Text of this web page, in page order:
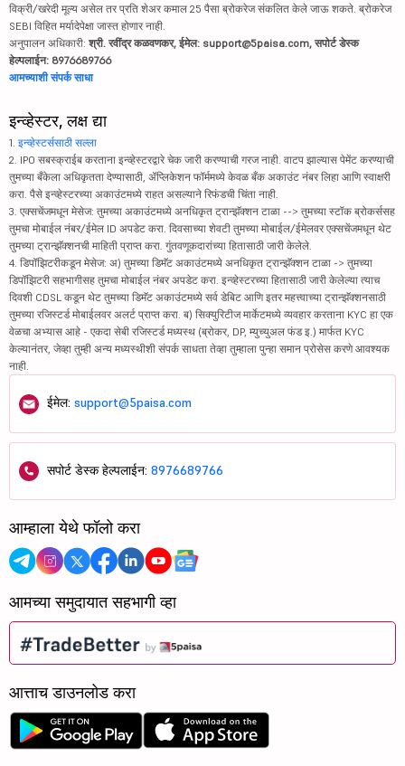
विक्री/खरेदी मूल्य असेल तर प्रति शेअर कमाल 25 पैसा ब्रोकरेज संकलित केले जाऊ शकते. ब्रोकरेज
SEBI विहित मर्यादेपेक्षा जास्त होणार नाही.
अनुपालन अधिकारी: श्री. रवींद्र कळवणकर, ईमेल: support@5paisa.com, सपोर्ट डेस्क
हेल्पलाईन: 8976689766
आमच्याशी संपर्क साधा
इन्व्हेस्टर, लक्ष द्या
1. इन्व्हेस्टर्ससाठी सल्ला
2. IPO सबस्क्राईब करताना इन्व्हेस्टरद्वारे चेक जारी करण्याची गरज नाही. वाटप झाल्यास पेमेंट करण्याची
तुमच्या बँकेला अधिकृतता देण्यासाठी, ॲप्लिकेशन फॉर्ममध्ये केवळ बँक अकाउंट नंबर लिहा आणि स्वाक्षरी
करा. पैसे इन्व्हेस्टरच्या अकाउंटमध्ये राहत असल्याने रिफंडची चिंता नाही.
3. एक्सचेंजमधून मेसेज: तुमच्या अकाउंटमध्ये अनधिकृत ट्रान्झॅक्शन टाळा --> तुमच्या स्टॉक ब्रोकर्ससह
तुमचा मोबाईल नंबर/ईमेल ID अपडेट करा. दिवसाच्या शेवटी तुमच्या मोबाईल/ईमेलवर एक्सचेंजमधून थेट
तुमच्या ट्रान्झॅक्शनची माहिती प्राप्त करा. गुंतवणूकदारांच्या हितासाठी जारी केलेले.
4. डिपॉझिटरीकडून मेसेज: अ) तुमच्या डिमॅट अकाउंटमध्ये अनधिकृत ट्रान्झॅक्शन टाळा -> तुमच्या
डिपॉझिटरी सहभागीसह तुमचा मोबाईल नंबर अपडेट करा. इन्व्हेस्टरच्या हितासाठी जारी केलेल्या त्याच
दिवशी CDSL कडून थेट तुमच्या डिमॅट अकाउंटमध्ये सर्व डेबिट आणि इतर महत्त्वाच्या ट्रान्झॅक्शनसाठी
तुमच्या रजिस्टर्ड मोबाईलवर अलर्ट प्राप्त करा. ब) सिक्युरिटीज मार्केटमध्ये व्यवहार करताना KYC हा एक
वेळचा अभ्यास आहे - एकदा सेबी रजिस्टर्ड मध्यस्थ (ब्रोकर, DP, म्युच्युअल फंड इ.) मार्फत KYC
केल्यानंतर, जेव्हा तुम्ही अन्य मध्यस्थीशी संपर्क साधता तेव्हा तुम्हाला पुन्हा समान प्रोसेस करणे आवश्यक
नाही.
ईमेल: support@5paisa.com
सपोर्ट डेस्क हेल्पलाईन: 8976689766
आम्हाला येथे फॉलो करा
आमच्या समुदायात सहभागी व्हा
आत्ताच डाउनलोड करा